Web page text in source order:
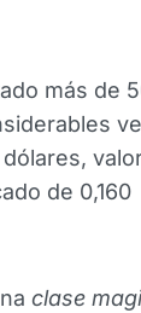
más de
de 0,160
clase